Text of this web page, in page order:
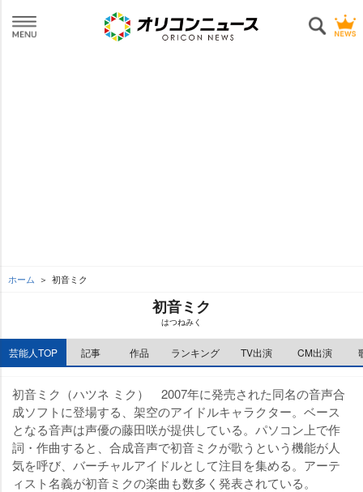
ホーム 初音ミク
初音ミク
はつねみく
芸能人TOP 記事 作品 ランキング TV出演 CM出演
初音ミク（ハツネ ミク） 2007年に発売された同名の音声合
成ソフトに登場する、架空のアイドルキャラクター。ベース
となる音声は声優の藤田咲が提供している。パソコン上で作
詞・作曲すると、合成音声で初音ミクが歌うという機能が人
気を呼び、バーチャルアイドルとして注目を集める。アーテ
ィスト名義が初音ミクの楽曲も数多く発表されている。